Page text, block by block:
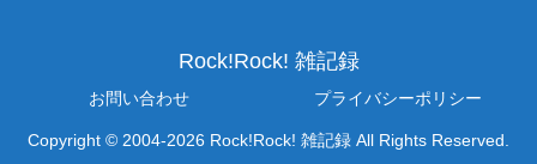
Rock!Rock! 雑記録
お問い合わせ プライバシーポリシー
Copyright © 2004-2026 Rock!Rock! 雑記録 All Rights Reserved.